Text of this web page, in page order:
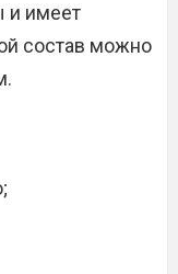
и имеет
состав можно